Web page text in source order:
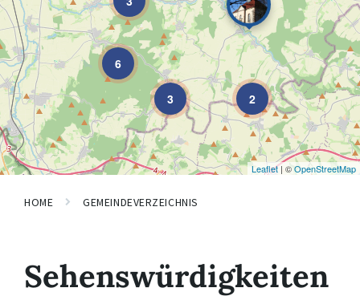
3 2
6
Leaflet| ©OpenStreetMap
HOME GEMEINDEVERZEICHNIS
Sehenswürdigkeiten